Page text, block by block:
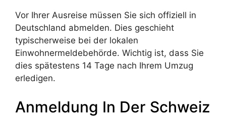
Vor Ihrer Ausreise müssen Sie sich offiziell in
Deutschland abmelden. Dies geschieht
typischerweise bei der lokalen
Einwohnermeldebehörde. Wichtig ist, dass Sie
dies spätestens 14 Tage nach Ihrem Umzug
erledigen.
Anmeldung In Der Schweiz